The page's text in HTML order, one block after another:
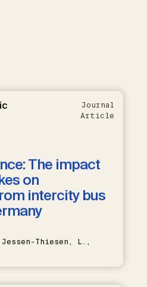
Journal
Article
The impact
on
intercity bus
Thiesen, L.,